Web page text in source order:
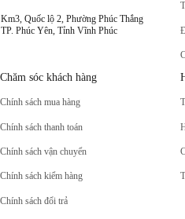
Km3, Quốc lộ 2, Phường Phúc Thắng
TP. Phúc Yên, Tỉnh Vĩnh Phúc
Chăm sóc khách hàng
Chính sách mua hàng
Chính sách thanh toán
Chính sách vận chuyển
Chính sách kiểm hàng
Chính sách đổi trả